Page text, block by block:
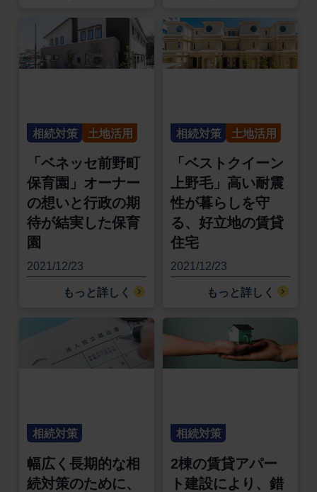
相続対策 土地活用
「ベネッセ前野町
保育園」オーナー
の想いと行政の期
待が結実した保育
園
2021/12/23
もっと詳しく
相続対策 土地活用
「ベストクイーン
上野毛」高い耐震
性が暮らしを守
る、好立地の賃貸
住宅
2021/12/23
もっと詳しく
相続対策
幅広く長期的な相
続対策のために、
相続対策
2棟の賃貸アパー
ト建設により、錯